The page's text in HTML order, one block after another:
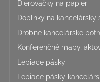
Dierovačky na papier
Doplnky na kancelársky
Drobné kancelárske
Konferenčné mapy,
Lepiace pásky
Lepiace pásky